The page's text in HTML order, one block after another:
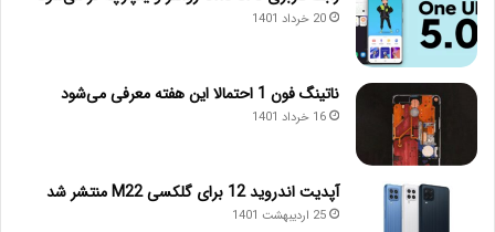
20 خرداد 1401
ناتینگ فون 1 احتمالا این هفته معرفی می‌شود
16 خرداد 1401
آپدیت اندروید 12 برای گلکسی M22 منتشر شد
25 اردیبهشت 1401